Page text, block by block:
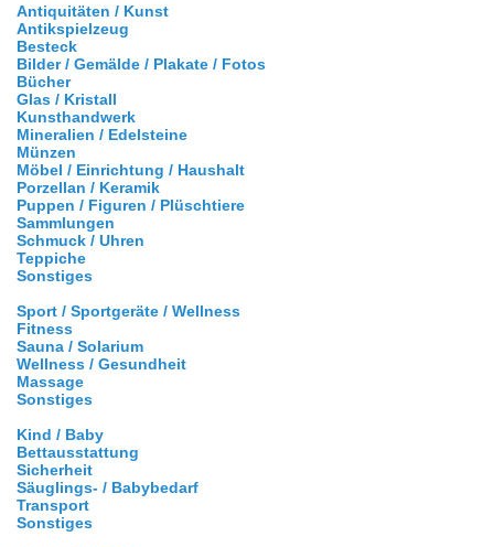
Antiquitäten / Kunst
Antikspielzeug
Besteck
Bilder / Gemälde / Plakate / Fotos
Bücher
Glas / Kristall
Kunsthandwerk
Mineralien / Edelsteine
Münzen
Möbel / Einrichtung / Haushalt
Porzellan / Keramik
Puppen / Figuren / Plüschtiere
Sammlungen
Schmuck / Uhren
Teppiche
Sonstiges
Sport / Sportgeräte / Wellness
Fitness
Sauna / Solarium
Wellness / Gesundheit
Massage
Sonstiges
Kind / Baby
Bettausstattung
Sicherheit
Säuglings- / Babybedarf
Transport
Sonstiges